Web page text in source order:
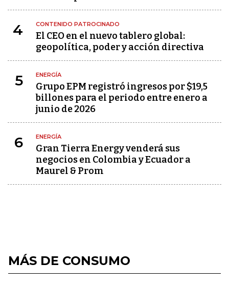
4 CONTENIDO PATROCINADO
El CEO en el nuevo tablero global:
geopolítica, poder y acción directiva
5 ENERGÍA
Grupo EPM registró ingresos por $19,5
billones para el periodo entre enero a
junio de 2026
6 ENERGÍA
Gran Tierra Energy venderá sus
negocios en Colombia y Ecuador a
Maurel & Prom
MÁS DE CONSUMO